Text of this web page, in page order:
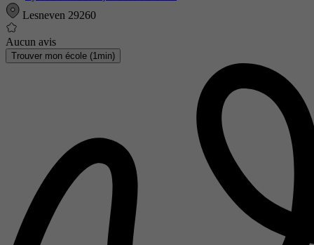
Lesneven 29260
Aucun avis
Trouver mon école (1min)